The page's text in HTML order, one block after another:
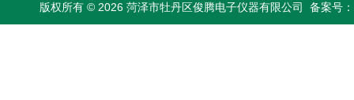
版权所有 © 2026 菏泽市牡丹区俊腾电子仪器有限公司 备案号